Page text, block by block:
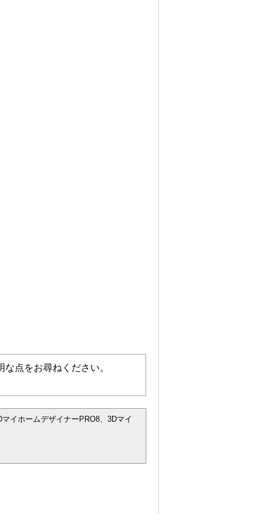
点をお尋ねください。
イホームデザイナーPRO8、3Dマイ